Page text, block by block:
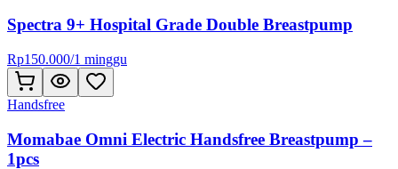
Spectra 9+ Hospital Grade Double Breastpump
Rp150.000/1 minggu
Handsfree
Momabae Omni Electric Handsfree Breastpump –
1pcs